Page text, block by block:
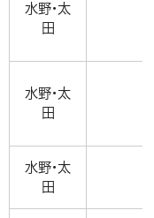
水野・太
田
水野・太
田
水野・太
田